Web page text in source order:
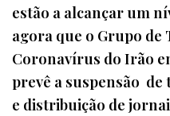
estão a alcançar um
agora que o Grupo de
Coronavírus do Irão
prevê a suspensão de
e distribuição de